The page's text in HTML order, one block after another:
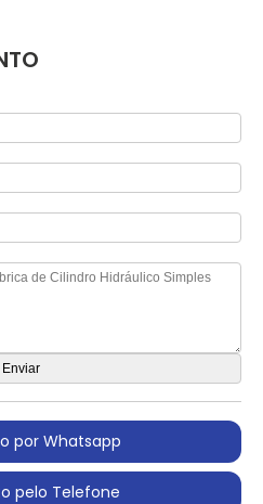
por Whatsapp
pelo Telefone